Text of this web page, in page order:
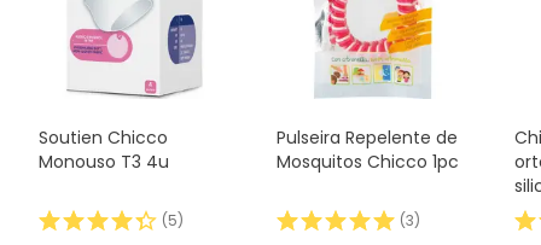
Soutien Chicco
Monouso T3 4u
(5)
Pulseira Repelente de
Mosquitos Chicco 1pc
(3)